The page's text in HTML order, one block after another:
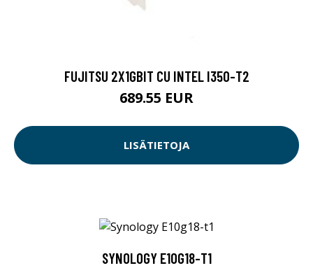
FUJITSU 2X1GBIT CU INTEL I350-T2
689.55 EUR
LISÄTIETOJA
SYNOLOGY E10G18-T1